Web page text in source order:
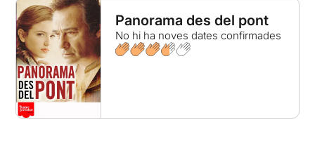
Panorama des del pont
No hi ha noves dates confirmades